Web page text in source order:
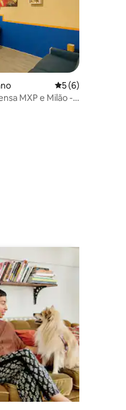
avaliações
5 de uma
5 (6)
MXP e Milão -